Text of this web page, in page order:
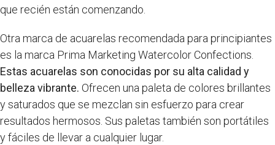
que recién están comenzando.
Otra marca de acuarelas recomendada para principiantes
es la marca Prima Marketing Watercolor Confections.
Estas acuarelas son conocidas por su alta calidad y
belleza vibrante. Ofrecen una paleta de colores brillantes
y saturados que se mezclan sin esfuerzo para crear
resultados hermosos. Sus paletas también son portátiles
y fáciles de llevar a cualquier lugar.